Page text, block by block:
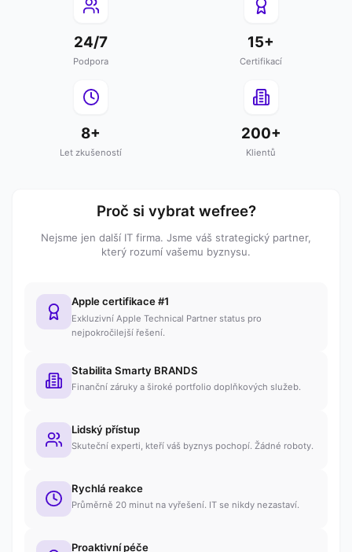
24/7
Podpora
15+
Certifikací
8+
Let zkušeností
200+
Klientů
Proč si vybrat wefree?
Nejsme jen další IT firma. Jsme váš strategický partner,
který rozumí vašemu byznysu.
Apple certifikace #1
Exkluzivní Apple Technical Partner status pro
nejpokročilejší řešení.
Stabilita Smarty BRANDS
Finanční záruky a široké portfolio doplňkových služeb.
Lidský přístup
Skuteční experti, kteří váš byznys pochopí. Žádné roboty.
Rychlá reakce
Průměrně 20 minut na vyřešení. IT se nikdy nezastaví.
Proaktivní péče